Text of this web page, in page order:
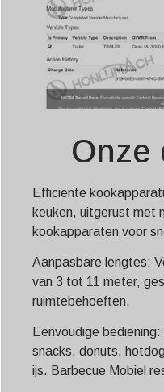
Onze
Efficiënte
keuken, uitgerust met
kookapparaten voor
Aanpasbare lengtes:
van 3 tot 11 meter,
ruimtebehoeften.
Eenvoudige
snacks, donuts,
ijs. Barbecue Mobiel